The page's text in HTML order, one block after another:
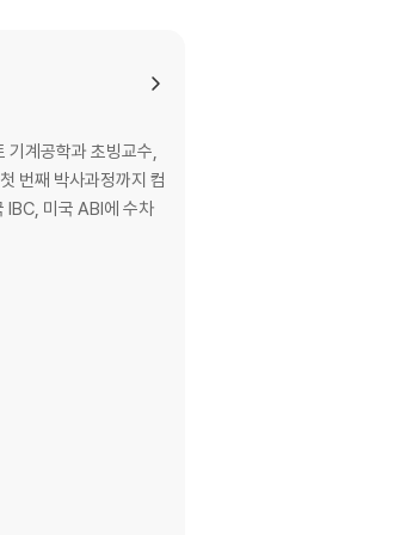
계공학과 초빙교수,
번째 박사과정까지 컴
IBC, 미국 ABI에 수차